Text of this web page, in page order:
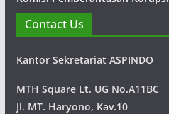
Contact Us
Kantor Sekretariat ASPINDO
MTH Square Lt. UG No.A11BC
Jl. MT. Haryono, Kav.10